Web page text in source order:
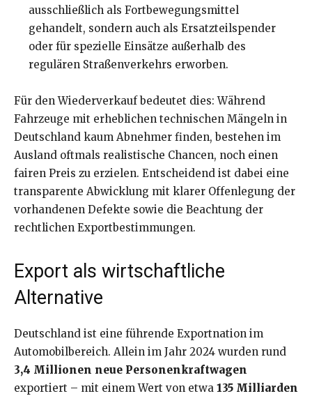
ausschließlich als Fortbewegungsmittel
gehandelt, sondern auch als Ersatzteilspender
oder für spezielle Einsätze außerhalb des
regulären Straßenverkehrs erworben.
Für den Wiederverkauf bedeutet dies: Während
Fahrzeuge mit erheblichen technischen Mängeln in
Deutschland kaum Abnehmer finden, bestehen im
Ausland oftmals realistische Chancen, noch einen
fairen Preis zu erzielen. Entscheidend ist dabei eine
transparente Abwicklung mit klarer Offenlegung der
vorhandenen Defekte sowie die Beachtung der
rechtlichen Exportbestimmungen.
Export als wirtschaftliche
Alternative
Deutschland ist eine führende Exportnation im
Automobilbereich. Allein im Jahr 2024 wurden rund
3,4 Millionen neue Personenkraftwagen
exportiert – mit einem Wert von etwa 135 Milliarden